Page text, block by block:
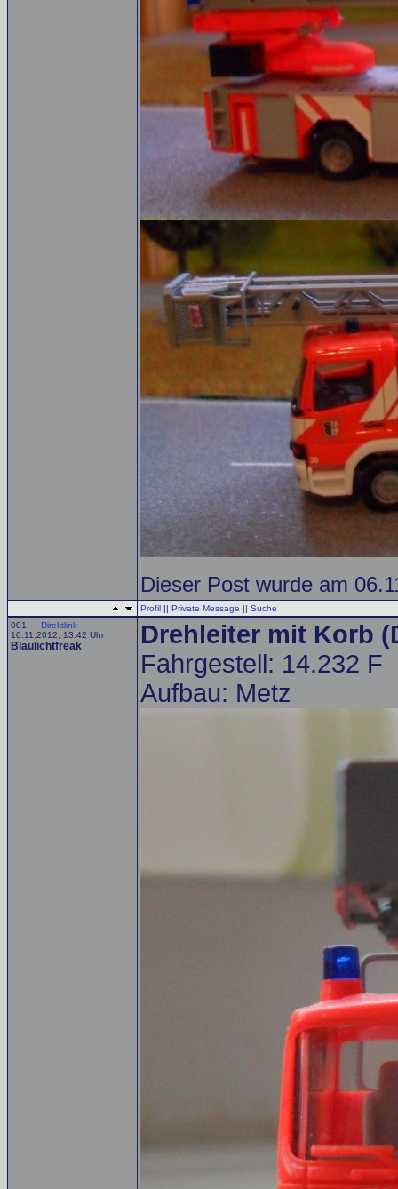
Dieser Post wurde am
Profil || Private Message || Suche
001 — Direktlink
10.11.2012, 13:42 Uhr
Blaulichtfreak
Drehleiter mit Korb
Fahrgestell: 14.232 F
Aufbau: Metz